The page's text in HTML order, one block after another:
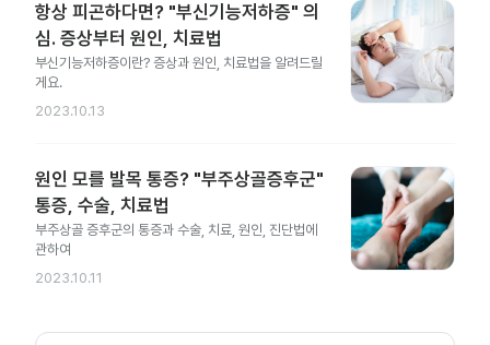
항상 피곤하다면? "부신기능저하증" 의
심. 증상부터 원인, 치료법
부신기능저하증이란? 증상과 원인, 치료법을 알려드릴
게요.
2023.10.13
원인 모를 발목 통증? "부주상골증후군"
통증, 수술, 치료법
부주상골 증후군의 통증과 수술, 치료, 원인, 진단법에
관하여
2023.10.11